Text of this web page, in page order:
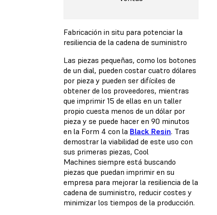
Fabricación in situ para potenciar la
resiliencia de la cadena de suministro
Las piezas pequeñas, como los botones
de un dial, pueden costar cuatro dólares
por pieza y pueden ser difíciles de
obtener de los proveedores, mientras
que imprimir 15 de ellas en un taller
propio cuesta menos de un dólar por
pieza y se puede hacer en 90 minutos
en la Form 4 con la Black Resin. Tras
demostrar la viabilidad de este uso con
sus primeras piezas, Cool
Machines siempre está buscando
piezas que puedan imprimir en su
empresa para mejorar la resiliencia de la
cadena de suministro, reducir costes y
minimizar los tiempos de la producción.